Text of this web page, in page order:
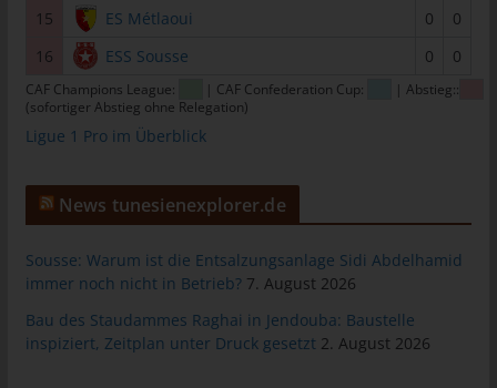
15
ES Métlaoui 0
0
16
ESS Sousse 0 0
CAF Champions League: | CAF Confederation Cup:
| Abstieg::
(sofortiger Abstieg ohne Relegation)
Ligue 1 Pro im Überblick
News tunesienexplorer.de
Sousse: Warum ist die Entsalzungsanlage Sidi Abdelhamid
immer noch nicht in Betrieb? 7. August 2026
Bau des Staudammes Raghai in Jendouba: Baustelle
inspiziert, Zeitplan unter Druck gesetzt 2. August 2026
Textdateien, welche über einen Internetbrowser auf einem
Computersystem abgelegt und gespeichert werden.
Zahlreiche Internetseiten und Server verwenden Cookies. Viele
Cookies enthalten eine sogenannte Cookie-ID. Eine Cookie-ID
ist eine eindeutige Kennung des Cookies. Sie besteht aus einer
Zeichenfolge, durch welche Internetseiten und Server dem
das Cookie gespeichert wurde. Dies ermöglicht es den
besuchten Internetseiten und Servern, den individuellen
die andere Cookies enthalten, zu unterscheiden. Ein bestimmter
Internetbrowser kann über die eindeutige Cookie-ID
wiedererkannt und identifiziert werden.
Durch den Einsatz von Cookies kann den Nutzern dieser